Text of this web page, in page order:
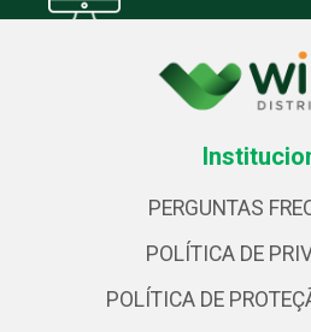
PERGUNTAS
POLÍTICA DE
POLÍTICA DE